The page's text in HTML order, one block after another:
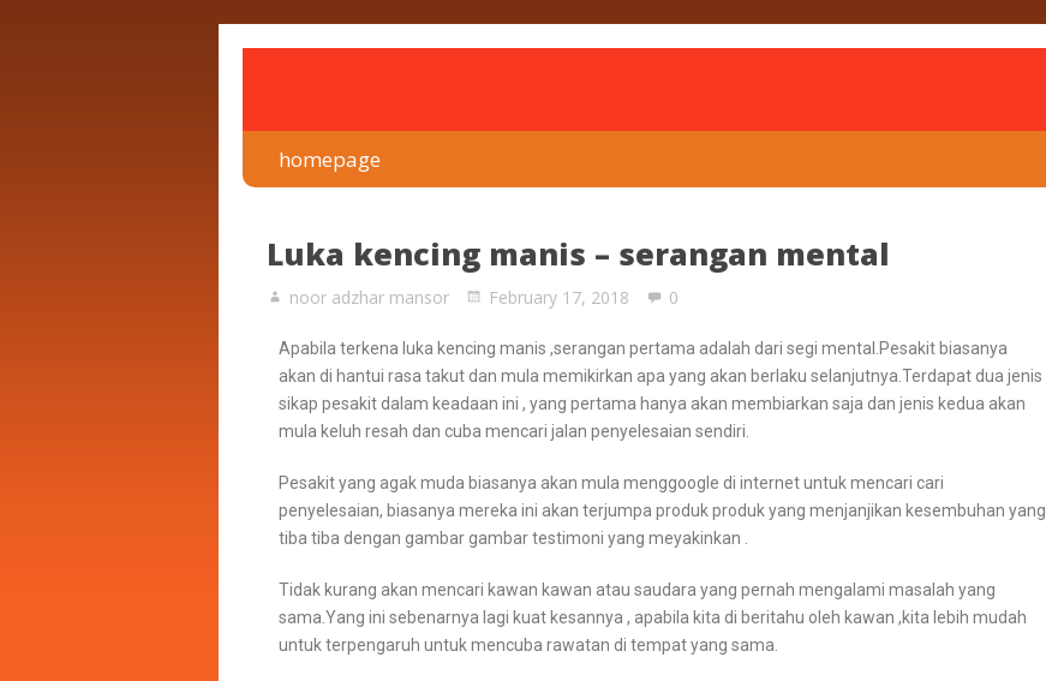
homepage
Luka kencing manis – serangan mental
noor adzhar mansor February 17, 2018 0
Apabila terkena luka kencing manis ,serangan pertama adalah dari segi mental.Pesakit biasanya
akan di hantui rasa takut dan mula memikirkan apa yang akan berlaku selanjutnya.Terdapat dua jenis
sikap pesakit dalam keadaan ini , yang pertama hanya akan membiarkan saja dan jenis kedua akan
mula keluh resah dan cuba mencari jalan penyelesaian sendiri.
Pesakit yang agak muda biasanya akan mula menggoogle di internet untuk mencari cari
penyelesaian, biasanya mereka ini akan terjumpa produk produk yang menjanjikan kesembuhan yang
tiba tiba dengan gambar gambar testimoni yang meyakinkan .
Tidak kurang akan mencari kawan kawan atau saudara yang pernah mengalami masalah yang
sama.Yang ini sebenarnya lagi kuat kesannya , apabila kita di beritahu oleh kawan ,kita lebih mudah
untuk terpengaruh untuk mencuba rawatan di tempat yang sama.